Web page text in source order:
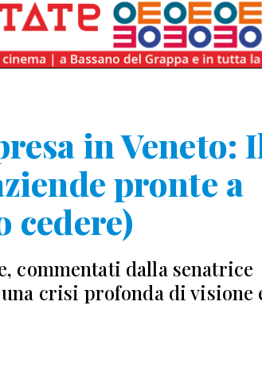
in Veneto:
pronte a
cedere)
commentati dalla senatrice
crisi profonda di visione